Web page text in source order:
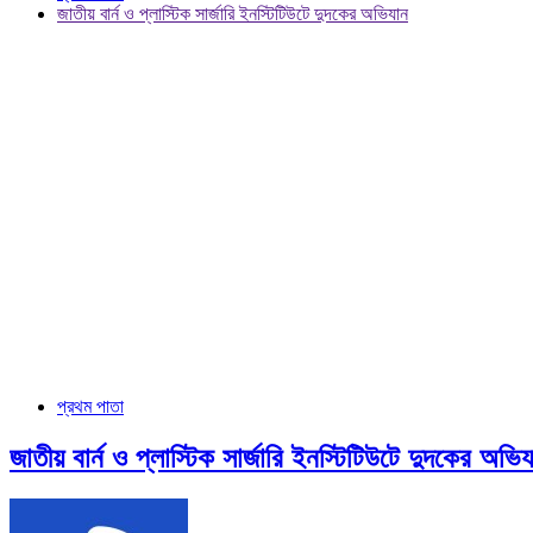
জাতীয় বার্ন ও প্লাস্টিক সার্জারি ইনস্টিটিউটে দুদকের অভিযান
প্রথম পাতা
জাতীয় বার্ন ও প্লাস্টিক সার্জারি ইনস্টিটিউটে দুদকের